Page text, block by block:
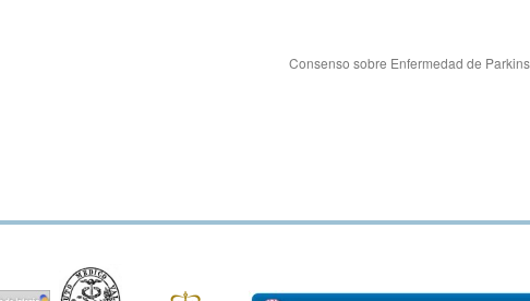
Consenso sobre Enfermedad de